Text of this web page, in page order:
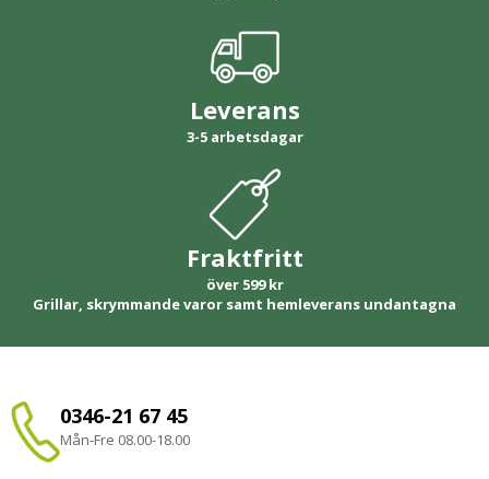
Leverans
3-5 arbetsdagar
Fraktfritt
över 599 kr
Grillar, skrymmande varor samt hemleverans undantagna
0346-21 67 45
Mån-Fre 08.00-18.00